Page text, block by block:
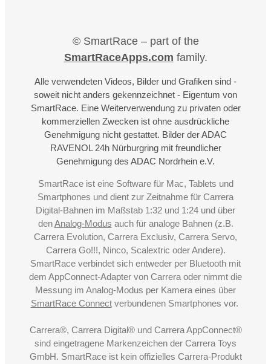
© SmartRace – part of the
SmartRaceApps.com family.
Alle verwendeten Videos, Bilder und Grafiken sind -
soweit nicht anders gekennzeichnet - Eigentum von
SmartRace. Eine Weiterverwendung zu privaten oder
kommerziellen Zwecken ist ohne ausdrückliche
Genehmigung nicht gestattet. Bilder der ADAC
RAVENOL 24h Nürburgring mit freundlicher
Genehmigung des ADAC Nordrhein e.V.
SmartRace ist eine Software für Mac, Tablets und
Smartphones und dient zur Zeitnahme für Carrera
Digital-Bahnen im Maßstab 1:32 und 1:24 und über
denAnalog-Modus auch für analoge Bahnen (z.B.
Carrera Evolution, Carrera Exclusiv, Carrera Servo,
Carrera Go!!!, Ninco, Scalextric oder Andere).
SmartRace verbindet sich entweder per Bluetooth mit
dem AppConnect-Adapter von Carrera oder nimmt die
Messung im Analog-Modus per Kamera eines über
SmartRace Connectverbundenen Smartphones vor.
Carrera®, Carrera Digital® und Carrera AppConnect®
sind eingetragene Markenzeichen der Carrera Toys
GmbH. SmartRace ist kein offizielles Carrera-Produkt